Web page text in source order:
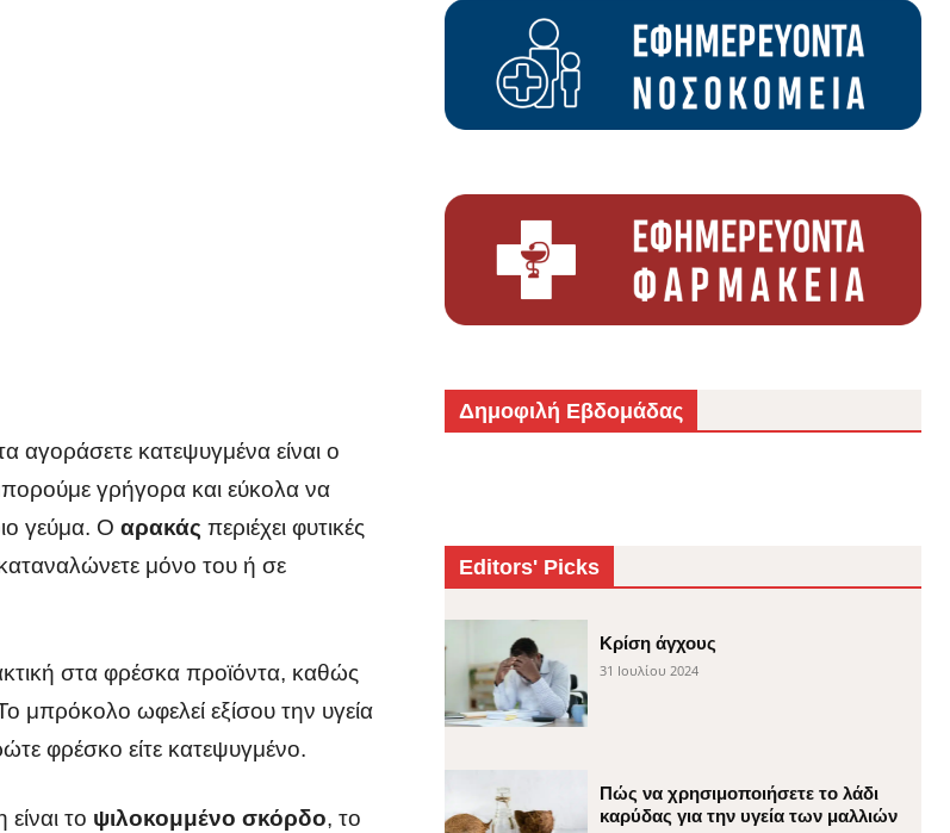
αγοράσετε κατεψυγμένα είναι ο
γρήγορα και εύκολα να
γεύμα. Ο αρακάς περιέχει φυτικές
καταναλώνετε μόνο του ή σε
στα φρέσκα προϊόντα, καθώς
μπρόκολο ωφελεί εξίσου την υγεία
φρέσκο είτε κατεψυγμένο.
το ψιλοκομμένο σκόρδο, το
Δημοφιλή Εβδομάδας
Editors' Picks
Κρίση άγχους
31 Ιουλίου 2024
Πώς να χρησιμοποιήσετε το λάδι
καρύδας για την υγεία των μαλλιών